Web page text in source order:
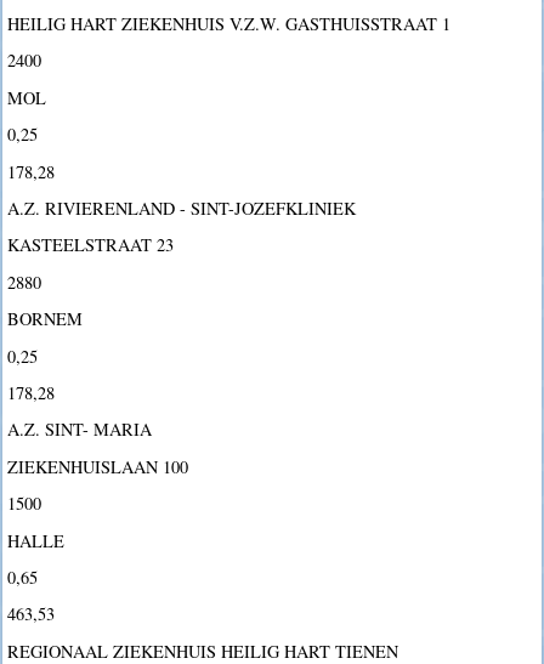
HEILIG HART ZIEKENHUIS V.Z.W. GASTHUISSTRAAT 1
2400
MOL
0,25
178,28
A.Z. RIVIERENLAND - SINT-JOZEFKLINIEK
KASTEELSTRAAT 23
2880
BORNEM
0,25
178,28
A.Z. SINT- MARIA
ZIEKENHUISLAAN 100
1500
HALLE
0,65
463,53
REGIONAAL ZIEKENHUIS HEILIG HART TIENEN